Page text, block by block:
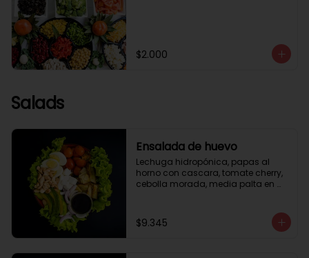
$2.000
Salads
Ensalada de huevo
Lechuga hidropónica, papas al
horno con cascara, tomate cherry,
cebolla morada, media palta en
balsámica.
$9.345